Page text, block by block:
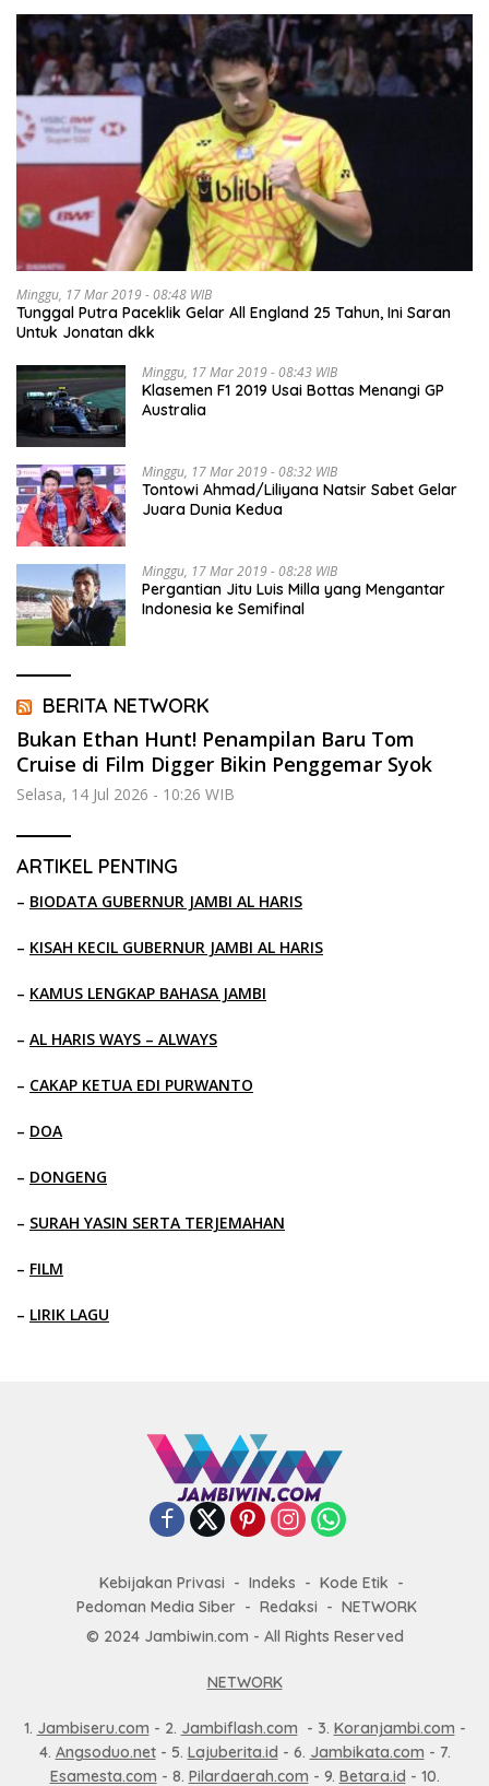
Minggu, 17 Mar 2019 - 08:48 WIB
Tunggal Putra Paceklik Gelar All England 25 Tahun, Ini Saran
Untuk Jonatan dkk
Minggu, 17 Mar 2019 - 08:43 WIB
Klasemen F1 2019 Usai Bottas Menangi GP
Australia
Minggu, 17 Mar 2019 - 08:32 WIB
Tontowi Ahmad/Liliyana Natsir Sabet Gelar
Juara Dunia Kedua
Minggu, 17 Mar 2019 - 08:28 WIB
Pergantian Jitu Luis Milla yang Mengantar
Indonesia ke Semifinal
BERITA NETWORK
Bukan Ethan Hunt! Penampilan Baru Tom
Cruise di Film Digger Bikin Penggemar Syok
Selasa, 14 Jul 2026 - 10:26 WIB
ARTIKEL PENTING
– BIODATA GUBERNUR JAMBI AL HARIS
– KISAH KECIL GUBERNUR JAMBI AL HARIS
– KAMUS LENGKAP BAHASA JAMBI
– AL HARIS WAYS – ALWAYS
– CAKAP KETUA EDI PURWANTO
– DOA
– DONGENG
– SURAH YASIN SERTA TERJEMAHAN
– FILM
– LIRIK LAGU
Kebijakan Privasi Indeks
Kode Etik
Pedoman Media Siber
Redaksi
NETWORK
© 2024 Jambiwin.com - All Rights Reserved
NETWORK
1. Jambiseru.com - 2. Jambiflash.com - 3. Koranjambi.com -
4. Angsoduo.net- 5. Lajuberita.id - 6. Jambikata.com - 7.
Esamesta.com - 8. Pilardaerah.com - 9. Betara.id - 10.